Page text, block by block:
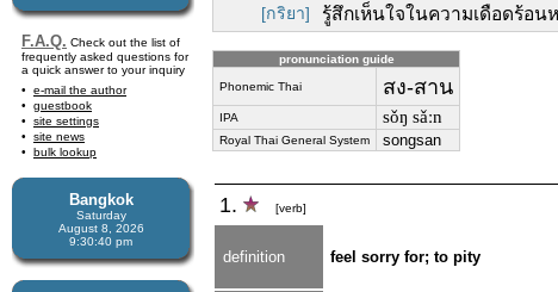
F.A.Q. Check out the list of
frequently asked questions for
a quick answer to your inquiry
e-mail the author
guestbook
site settings
site news
bulk lookup
Bangkok
Saturday
August 8, 2026
9:30:41 pm
[กริยา] รู้สึกเห็นใจในความเดือดร้อ
pronunciation guide
Phonemic Thai สง-สาน
IPA sǒŋ sǎːn
Royal Thai General System songsan
1. [verb]
definition feel sorry for; to pity